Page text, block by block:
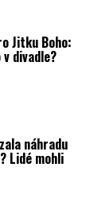
Jitku Boho:
divadle?
náhradu
Lidé mohli